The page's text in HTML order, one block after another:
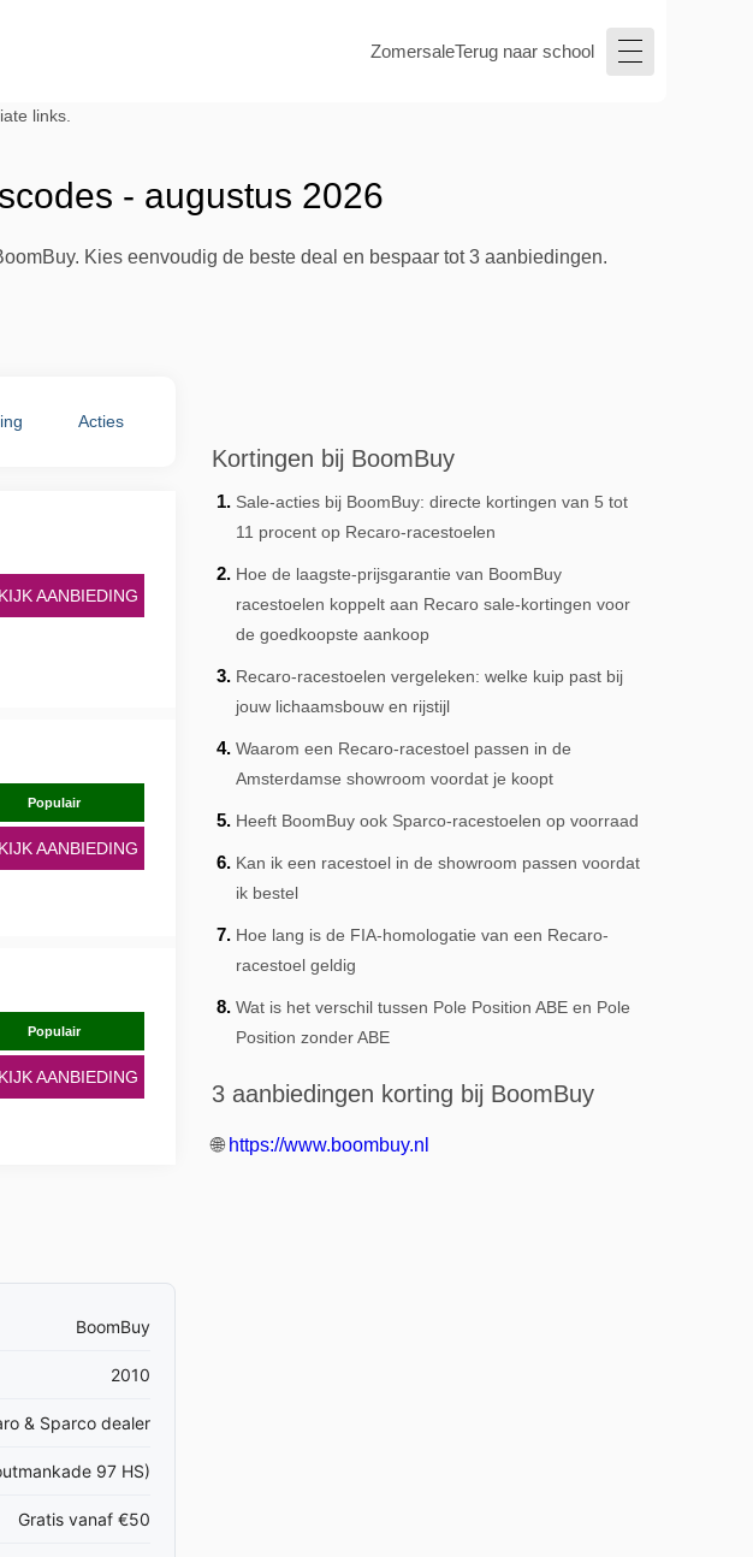
ZomersaleTerug naar school
links.
- augustus 2026
Kies eenvoudig de beste deal en bespaar tot 3 aanbiedingen.
Acties
AANBIEDING
Populair
AANBIEDING
Populair
AANBIEDING
BoomBuy
2010
& Sparco dealer
97 HS)
Gratis vanaf €50
Kortingen bij BoomBuy
Sale-acties bij BoomBuy: directe kortingen van 5 tot
11 procent op Recaro-racestoelen
Hoe de laagste-prijsgarantie van BoomBuy
racestoelen koppelt aan Recaro sale-kortingen voor
de goedkoopste aankoop
Recaro-racestoelen vergeleken: welke kuip past bij
jouw lichaamsbouw en rijstijl
Waarom een Recaro-racestoel passen in de
Amsterdamse showroom voordat je koopt
Heeft BoomBuy ook Sparco-racestoelen op voorraad
Kan ik een racestoel in de showroom passen voordat
ik bestel
Hoe lang is de FIA-homologatie van een Recaro-
racestoel geldig
Wat is het verschil tussen Pole Position ABE en Pole
Position zonder ABE
3 aanbiedingen korting bij BoomBuy
🌐 https://www.boombuy.nl